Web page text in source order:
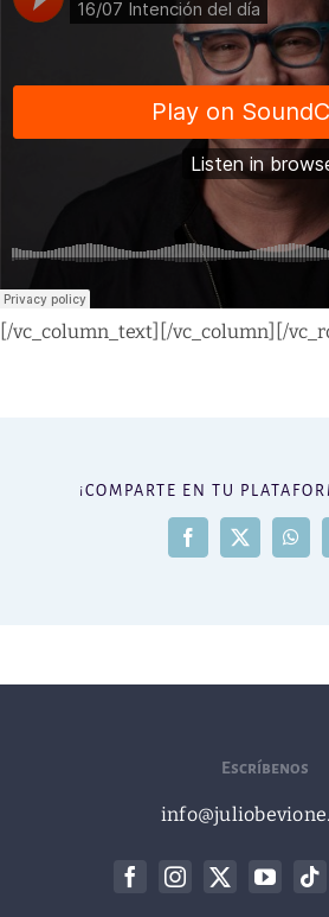
[/vc_column_text][/vc_column][/
¡COMPARTE EN TU
Facebook
X
Escríbenos